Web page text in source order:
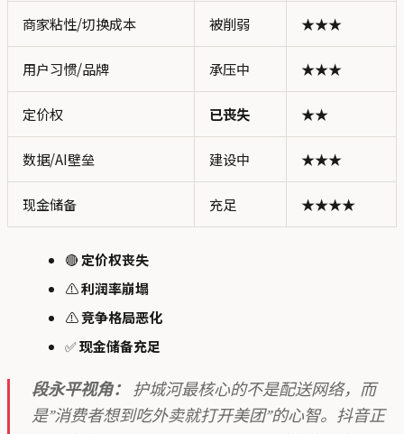
商家粘性/切换成本 被削弱 ★★★
用户习惯/品牌 承压中 ★★★
定价权 已丧失 ★★
数据/AI壁垒 建设中 ★★★
现金储备 充足 ★★★★
🔴 定价权丧失
⚠️利润率崩塌
⚠️竞争格局恶化
✅现金储备充足
段永平视角：
护城河最核心的不是配送网络，而
是”消费者想到吃外卖就打开美团”的心智。抖音正